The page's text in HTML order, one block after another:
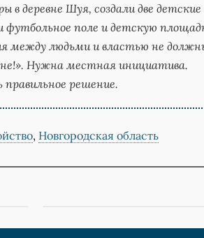
деревне Шуя, создали две детские
футбольное поле и детскую
между людьми и властью не
Нужна местная инициатива.
решение.
, Новгородская область